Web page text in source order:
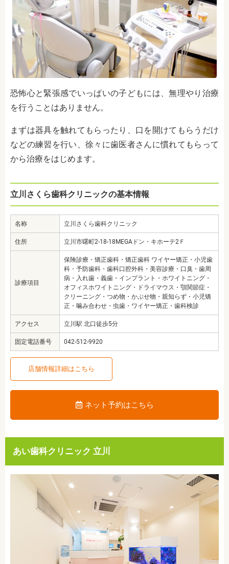
恐怖心と緊張感でいっぱいの子どもには、無理やり治療
を行うことはありません。
まずは器具を触れてもらったり、口を開けてもらうだけ
などの練習を行い、徐々に歯医者さんに慣れてもらって
から治療をはじめます。
立川さくら歯科クリニックの基本情報
名称 立川さくら歯科クリニック
住所 立川市曙町2-18-18MEGAドン・キホーテ2Ｆ
診療項目
保険診療・矯正歯科・矯正歯科 ワイヤー矯正・小児歯
科・予防歯科・歯科口腔外科・美容診療・口臭・歯周
病・入れ歯・義歯・インプラント・ホワイトニング・
オフィスホワイトニング・ドライマウス・顎関節症・
クリーニング・つめ物・かぶせ物・親知らず・小児矯
正・噛み合わせ・虫歯・ワイヤー矯正・歯科検診
アクセス 立川駅 北口徒歩5分
固定電話番号 042-512-9920
店舗情報詳細はこちら
ネット予約はこちら
あい歯科クリニック 立川